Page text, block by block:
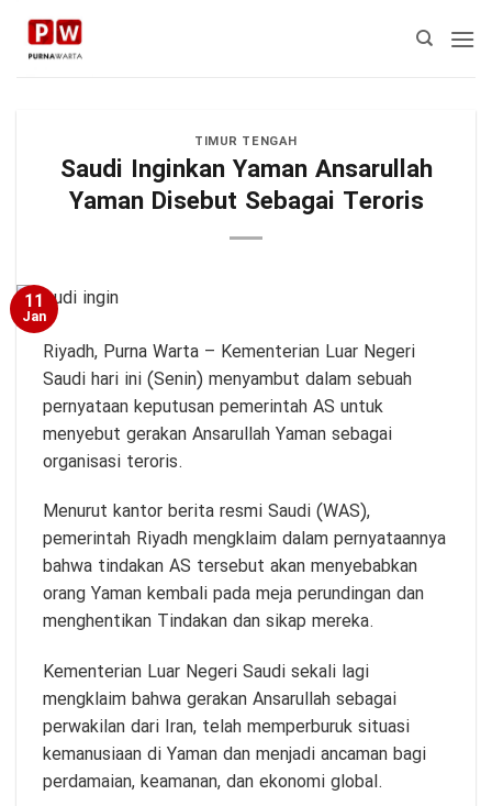
Skip
content
TIMUR TENGAH
Saudi Inginkan Yaman Ansarullah
Yaman Disebut Sebagai Teroris
11
Jan
Riyadh, Purna Warta – Kementerian Luar Negeri
Saudi hari ini (Senin) menyambut dalam sebuah
pernyataan keputusan pemerintah AS untuk
menyebut gerakan Ansarullah Yaman sebagai
organisasi teroris.
Menurut kantor berita resmi Saudi (WAS),
pemerintah Riyadh mengklaim dalam pernyataannya
bahwa tindakan AS tersebut akan menyebabkan
orang Yaman kembali pada meja perundingan dan
menghentikan Tindakan dan sikap mereka.
Kementerian Luar Negeri Saudi sekali lagi
mengklaim bahwa gerakan Ansarullah sebagai
perwakilan dari Iran, telah memperburuk situasi
kemanusiaan di Yaman dan menjadi ancaman bagi
perdamaian, keamanan, dan ekonomi global.